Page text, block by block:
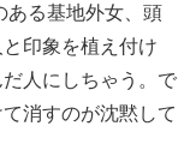
ある基地外女、頭
印象を植え付け
人にしちゃう。で
消すのが沈黙して